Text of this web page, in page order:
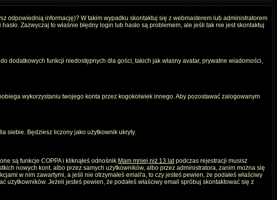
odpowiednią informację)? W takim wypadku skontaktuj się z webmasterem lub administratorem
Zazwyczaj to właśnie błędny login lub hasło są problemem, ale jeśli tak nie jest skontaktuj
dodatkowych funkcji niedostępnych dla gości, takich jak własny avatar, prywatne wiadomości,
wykorzystaniu twojego konta przez kogokolwiek innego. Aby pozostawać zalogowanym
siebie. Będziesz liczony jako użytkownik ukryty.
są funkcje COPPA i kliknąłeś odnośnik Mam mniej niż 13 latpodczas rejestracji musisz
nowych kont, albo przez samych użytkowników, albo przez administratora, zanim można się
w nim zawartymi, a jeśli nie otrzymałeś email'a, to czy jesteś pewien, że podałeś właściwy
Jeżeli jesteś pewien, że podałeś właściwy email spróbuj skontaktować się z